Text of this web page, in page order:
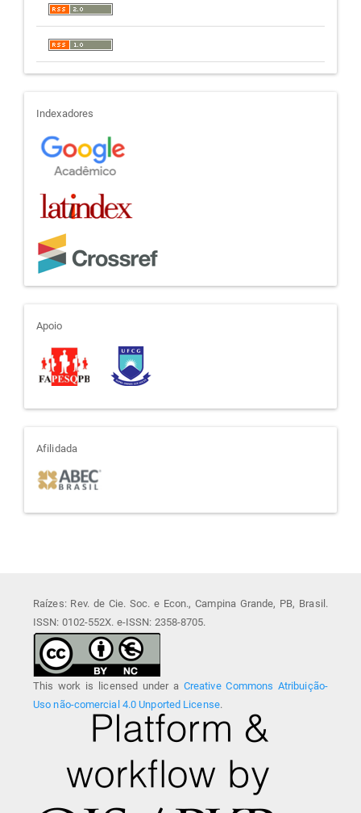
indexadores
Indexadores
apoio
Apoio
afiliada
Afilidada
Raízes: Rev. de Cie. Soc. e Econ., Campina Grande, PB, Brasil.
ISSN: 0102-552X. e-ISSN: 2358-8705.
This work is licensed under a Creative Commons Atribuição-
Uso não-comercial 4.0 Unported License.